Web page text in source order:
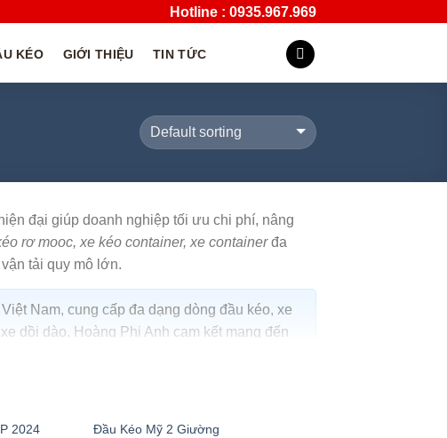
Hotline : 0935.967.969
KÉO GIỚI THIỆU TIN TỨC
đại giúp doanh nghiệp tối ưu chi phí, nâng
rơ mooc, xe kéo container, xe containerđa
tải quy mô lớn.
Nam, cung cấp đa dạng dòng đầu kéo, xe
dồi dào, Hoàng Phi Anh cam kết mang đến
2024
Đầu Kéo Mỹ 2 Giường